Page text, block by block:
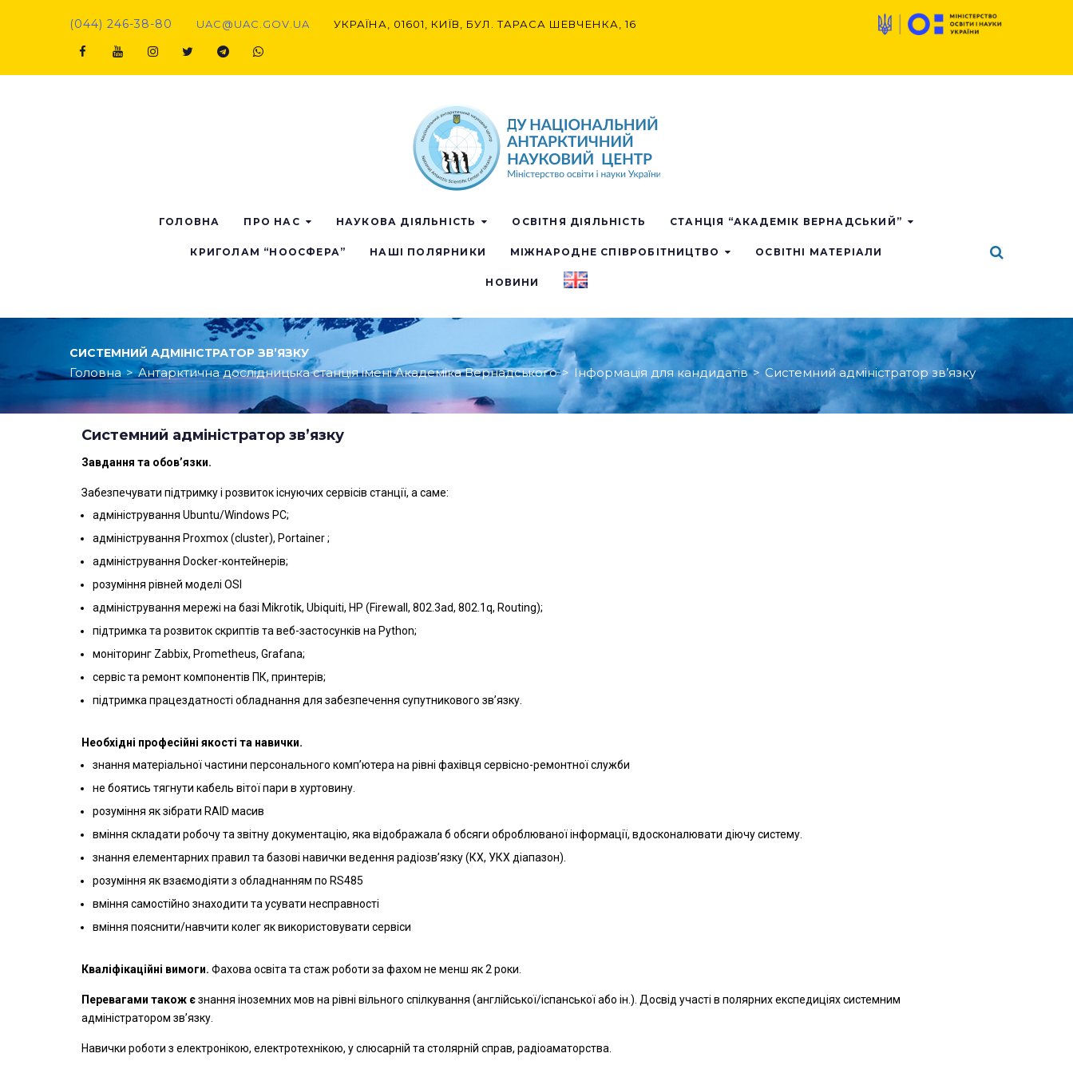
(044) 246-38-80 UAC@UAC.GOV.UA​​ УКРАЇНА, 01601, КИЇВ, БУЛ. ТАРАСА ШЕВЧЕНКА, 16
ГОЛОВНА ПРО НАС НАУКОВА ДІЯЛЬНІСТЬ ОСВІТНЯ ДІЯЛЬНІСТЬ СТАНЦІЯ “АКАДЕМІК ВЕРНАДСЬКИЙ”
КРИГОЛАМ “НООСФЕРА” НАШІ ПОЛЯРНИКИ МІЖНАРОДНЕ СПІВРОБІТНИЦТВО ОСВІТНІ МАТЕРІАЛИ
НОВИНИ
СИСТЕМНИЙ АДМІНІСТРАТОР ЗВ’ЯЗКУ
Головна > Антарктична дослідницька станція імені Академіка Вернадського > Інформація для кандидатів > Системний адміністратор зв’язку
Системний адміністратор зв’язку
Завдання та обов’язки.
Забезпечувати підтримку і розвиток існуючих сервісів станції, а саме:
адміністрування Ubuntu/Windows PC;
адміністрування Proxmox (cluster), Portainer ;
адміністрування Docker-контейнерів;
розуміння рівней моделі OSI
адміністрування мережі на базі Mikrotik, Ubiquiti, HP (Firewall, 802.3ad, 802.1q, Routing);
підтримка та розвиток скриптів та веб-застосунків на Python;
моніторинг Zabbix, Prometheus, Grafana;
сервіс та ремонт компонентів ПК, принтерів;
підтримка працездатності обладнання для забезпечення супутникового зв’язку.
Необхідні професійні якості та навички.
знання матеріальної частини персонального комп’ютера на рівні фахівця сервісно-ремонтної служби
не боятись тягнути кабель вітої пари в хуртовину.
розуміння як зібрати RAID масив
вміння складати робочу та звітну документацію, яка відображала б обсяги оброблюваної інформації, вдосконалювати діючу систему.
знання елементарних правил та базові навички ведення радіозв’язку (КХ, УКХ діапазон).
розуміння як взаємодіяти з обладнанням по RS485
вміння самостійно знаходити та усувати несправності
вміння пояснити/навчити колег як використовувати сервіси
Кваліфікаційні вимоги. Фахова освіта та стаж роботи за фахом не менш як 2 роки.
Перевагами також єзнання іноземних мов на рівні вільного спілкування (англійської/іспанської або ін.). Досвід участі в полярних експедиціях системним
адміністратором зв’язку.
Навички роботи з електронікою, електротехнікою, у слюсарній та столярній справ, радіоаматорства.